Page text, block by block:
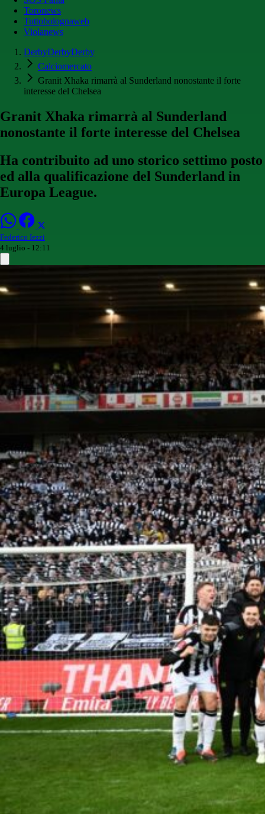
Toronews
Tuttobolognaweb
Violanews
DerbyDerbyDerby
Calciomercato
Granit Xhaka rimarrà al Sunderland nonostante il forte
interesse del Chelsea
Granit Xhaka rimarrà al Sunderland
nonostante il forte interesse del Chelsea
Ha contribuito ad uno storico settimo posto
ed alla qualificazione del Sunderland in
Europa League.
Federico Iezzi
4 luglio - 12:11